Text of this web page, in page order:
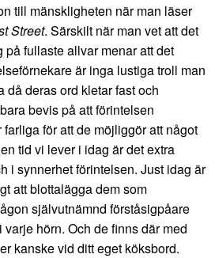
till mänskligheten när man läser
Street. Särskilt när man vet att det
fullaste allvar menar att det
är inga lustiga troll man
då deras ord kletar fast och
bevis på att förintelsen
för att de möjliggör att något
tid vi lever i idag är det extra
i synnerhet förintelsen. Just idag är
att blottalägga dem som
självutnämnd förståsigpåare
hörn. Och de finns där med
kanske vid ditt eget köksbord.